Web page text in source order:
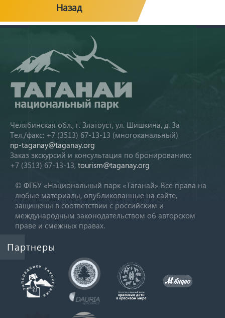
Назад
Челябинская обл., г. Златоуст, ул. Шишкина, д. 3а
Тел./факс: +7 (3513) 67-13-13 (многоканальный)
np-taganay@taganay.org
Заказ экскурсий и консультация по бронированию:
+7 (3513) 67-13-13, tourism@taganay.org
© ФГБУ «Национальный парк «Таганай» Все права на
любые материалы, опубликованные на сайте,
защищены в соответствии с российским и
международным законодательством об авторском
праве и смежных правах.
Партнеры